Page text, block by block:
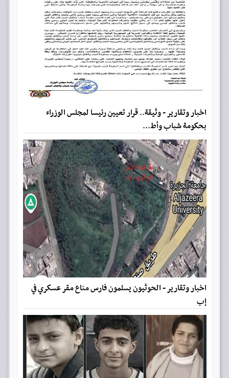
اخبار وتقارير - وثيقة.. قرار تعيين رئيسا لمجلس الوزراء
بحكومة شباب وأط...
اخبار وتقارير - الحوثيون يسلمون فارس مناع مقر عسكري في
إب